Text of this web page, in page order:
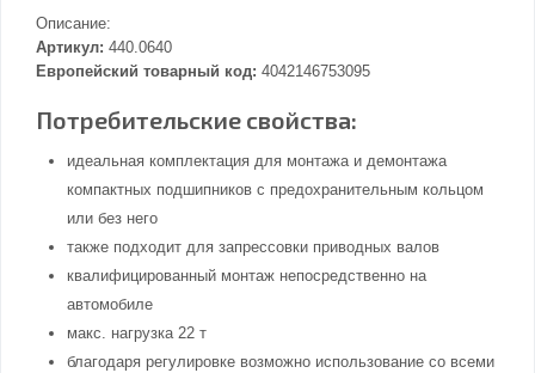
Описание:
Артикул: 440.0640
Европейский товарный код: 4042146753095
Потребительские свойства:
идеальная комплектация для монтажа и демонтажа
компактных подшипников с предохранительным кольцом
или без него
также подходит для запрессовки приводных валов
квалифицированный монтаж непосредственно на
автомобиле
макс. нагрузка 22 т
благодаря регулировке возможно использование со всеми